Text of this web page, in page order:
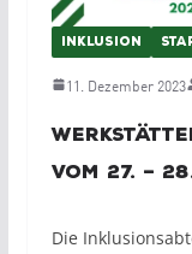
INKLUSION
11. Dezember 2023
vom 27. –
Die